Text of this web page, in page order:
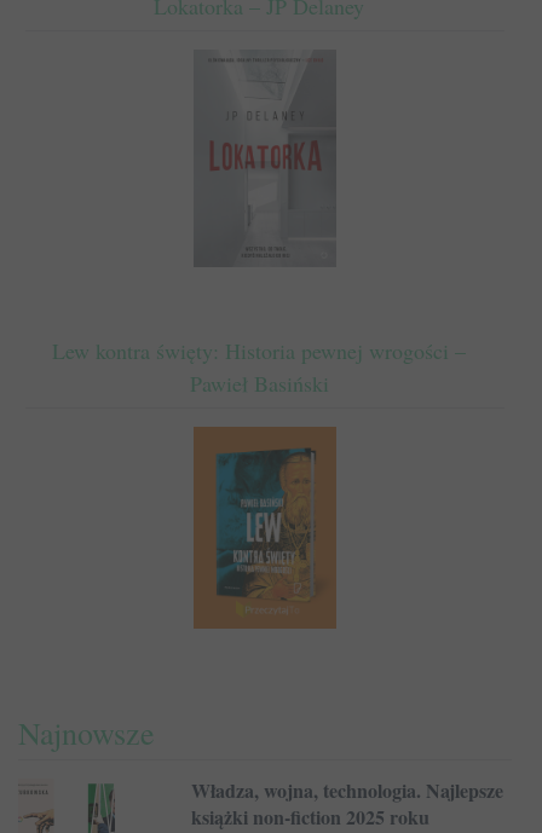
Lokatorka – JP Delaney
Lew kontra święty: Historia pewnej wrogości –
Pawieł Basiński
Najnowsze
Władza, wojna, technologia. Najlepsze
książki non-fiction 2025 roku